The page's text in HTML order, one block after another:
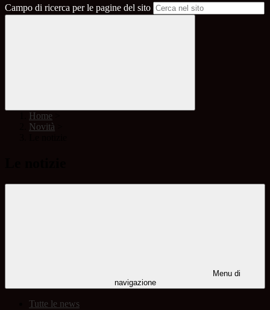
Campo di ricerca per le pagine del sito
Home
Novità
Menu di
navigazione
Tutte le news